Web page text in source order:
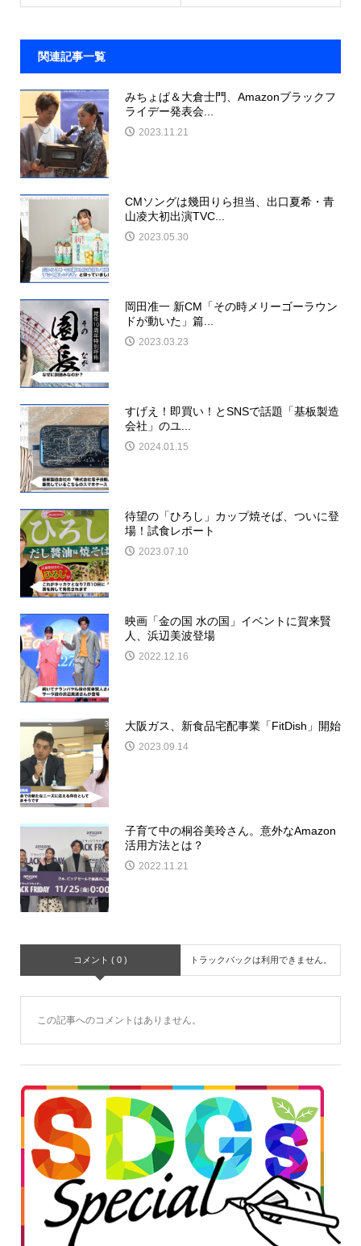
関連記事一覧
みちょぱ＆大倉士門、Amazonブラックフ
ライデー発表会...
2023.11.21
CMソングは幾田りら担当、出口夏希・青
山凌大初出演TVC...
2023.05.30
岡田准一 新CM「その時メリーゴーラウン
ドが動いた」篇...
2023.03.23
すげえ！即買い！とSNSで話題「基板製造
会社」のユ...
2024.01.15
待望の「ひろし」カップ焼そば、ついに登
場！試食レポート
2023.07.10
映画「金の国 水の国」イベントに賀来賢
人、浜辺美波登場
2022.12.16
大阪ガス、新食品宅配事業「FitDish」開始
2023.09.14
子育て中の桐谷美玲さん。意外なAmazon
活用方法とは？
2022.11.21
コメント ( 0 ) トラックバックは利用できません。
この記事へのコメントはありません。